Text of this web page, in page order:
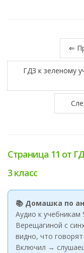
⇐
ГДЗ к зеленому
Страница 11 от
3 класс
📚 Домашка по
Аудио к учебникам
Верещагиной с
видно, что говорят
Включил →